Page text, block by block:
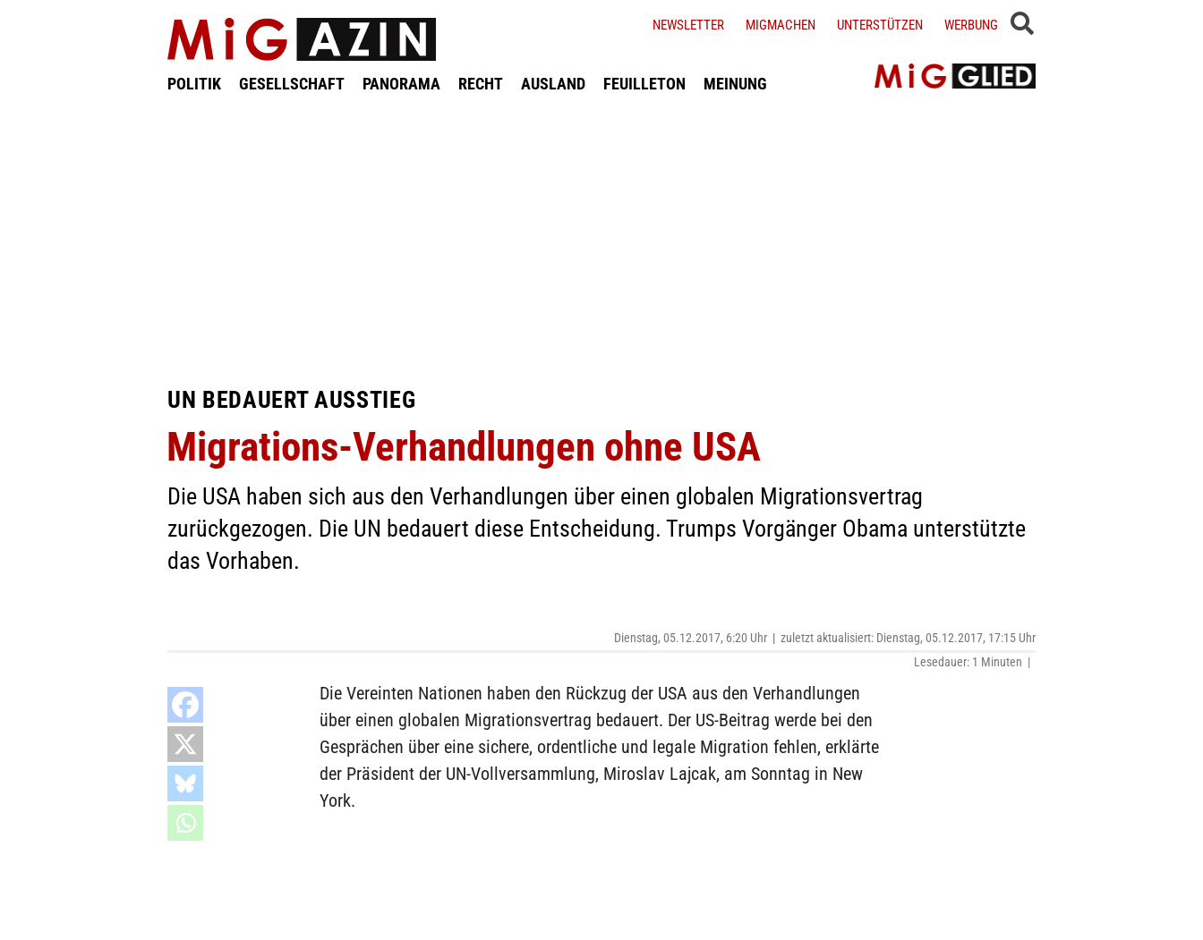
POLITIK GESELLSCHAFT PANORAMA RECHT AUSLAND FEUILLETON MEINUNG
NEWSLETTER MIGMACHEN UNTERSTÜTZEN WERBUNG
UN BEDAUERT AUSSTIEG
Migrations-Verhandlungen ohne USA
Die USA haben sich aus den Verhandlungen über einen globalen Migrationsvertrag
zurückgezogen. Die UN bedauert diese Entscheidung. Trumps Vorgänger Obama unterstützte
das Vorhaben.
Dienstag, 05.12.2017, 6:20 Uhr | zuletzt aktualisiert: Dienstag, 05.12.2017, 17:15 Uhr
Lesedauer: 1 Minuten |
Die Vereinten Nationen haben den Rückzug der USA aus den Verhandlungen
über einen globalen Migrationsvertrag bedauert. Der US-Beitrag werde bei den
Gesprächen über eine sichere, ordentliche und legale Migration fehlen, erklärte
der Präsident der UN-Vollversammlung, Miroslav Lajcak, am Sonntag in New
York.